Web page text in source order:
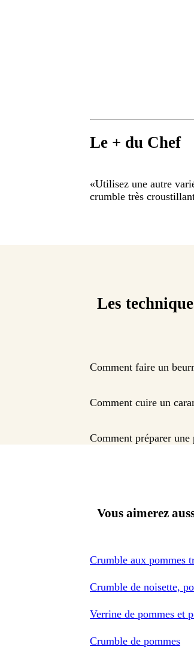
Le + du Chef
«Utilisez une autre
crumble très
Les
Comment faire un
Comment cuire un
Comment préparer une
Vous aimerez
Crumble aux pommes
Crumble de noisette,
Verrine de pommes et
Crumble de pommes